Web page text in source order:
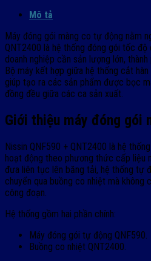
Mô tả
Máy đóng gói màng co tự động nằm
QNT2400 là hệ thống đóng gói tốc
doanh nghiệp cần sản lượng lớn,
Bộ máy kết hợp giữa hệ thống cắt
giúp tạo ra các sản phẩm được bọc
đồng đều giữa các ca sản xuất.
Giới thiệu máy đóng gói
Nissin QNF590 + QNT2400 là hệ
hoạt động theo phương thức cấp liệu
đưa liên tục lên băng tải, hệ thống tự
chuyển qua buồng co nhiệt mà không
công đoạn.
Hệ thống gồm hai phần chính:
Máy đóng gói tự động QNF590.
Buồng co nhiệt QNT2400.